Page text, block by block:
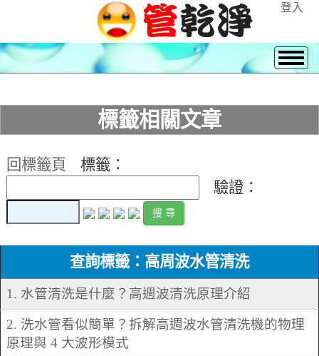
登入
標籤相關文章
回標籤頁
標籤：
驗證：
查詢標籤：高周波水管清洗
1. 水管清洗是什麼？高週波清洗原理介紹
2. 洗水管看似簡單？拆解高週波水管清洗機的物理
原理與 4 大波形模式